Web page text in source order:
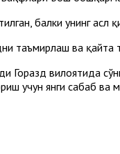
балки унинг асл
таъмирлаш ва қайта
Горазд вилоятида
учун янги сабаб ва